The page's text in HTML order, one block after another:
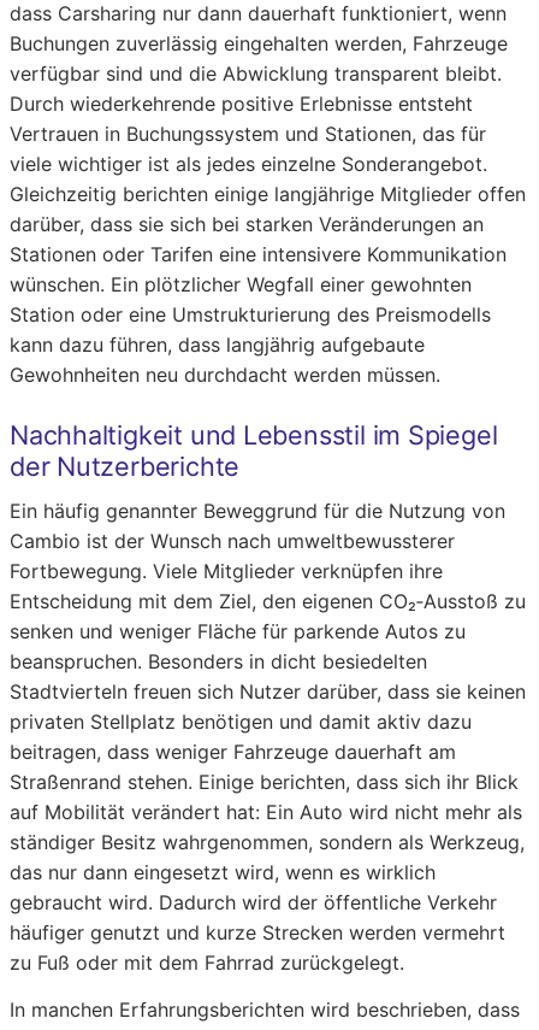
dass Carsharing nur dann dauerhaft funktioniert, wenn
Buchungen zuverlässig eingehalten werden, Fahrzeuge
verfügbar sind und die Abwicklung transparent bleibt.
Durch wiederkehrende positive Erlebnisse entsteht
Vertrauen in Buchungssystem und Stationen, das für
viele wichtiger ist als jedes einzelne Sonderangebot.
Gleichzeitig berichten einige langjährige Mitglieder offen
darüber, dass sie sich bei starken Veränderungen an
Stationen oder Tarifen eine intensivere Kommunikation
wünschen. Ein plötzlicher Wegfall einer gewohnten
Station oder eine Umstrukturierung des Preismodells
kann dazu führen, dass langjährig aufgebaute
Gewohnheiten neu durchdacht werden müssen.
Nachhaltigkeit und Lebensstil im Spiegel
der Nutzerberichte
Ein häufig genannter Beweggrund für die Nutzung von
Cambio ist der Wunsch nach umweltbewussterer
Fortbewegung. Viele Mitglieder verknüpfen ihre
Entscheidung mit dem Ziel, den eigenen CO₂‑Ausstoß zu
senken und weniger Fläche für parkende Autos zu
beanspruchen. Besonders in dicht besiedelten
Stadtvierteln freuen sich Nutzer darüber, dass sie keinen
privaten Stellplatz benötigen und damit aktiv dazu
beitragen, dass weniger Fahrzeuge dauerhaft am
Straßenrand stehen. Einige berichten, dass sich ihr Blick
auf Mobilität verändert hat: Ein Auto wird nicht mehr als
ständiger Besitz wahrgenommen, sondern als Werkzeug,
das nur dann eingesetzt wird, wenn es wirklich
gebraucht wird. Dadurch wird der öffentliche Verkehr
häufiger genutzt und kurze Strecken werden vermehrt
zu Fuß oder mit dem Fahrrad zurückgelegt.
In manchen Erfahrungsberichten wird beschrieben, dass